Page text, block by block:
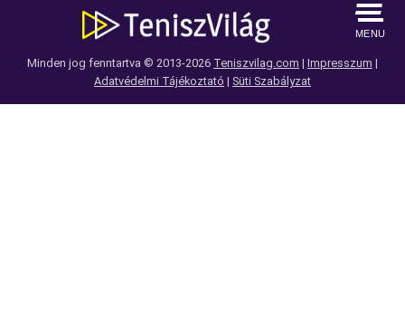
MENU
Minden jog fenntartva © 2013-2026 Teniszvilag.com | Impresszum |
Adatvédelmi Tájékoztató | Süti Szabályzat